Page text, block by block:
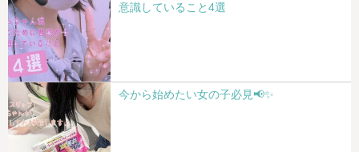
意識していること4選
今から始めたい女の子必見📢✨